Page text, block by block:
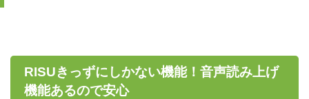
RISUきっずにしかない機能！音声読み上げ
機能あるので安心